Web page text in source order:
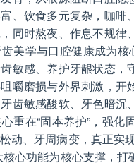
、饮食多元复杂，咖
同时熬夜、作息不规律
美学与口腔健康成为核
敏感、养护牙龈状态，
嚼磨损与外界刺激，
齿敏感酸软、牙色暗沉
重在“固本养护”，强
动、牙周病变，真正实
核心功能为核心支撑，